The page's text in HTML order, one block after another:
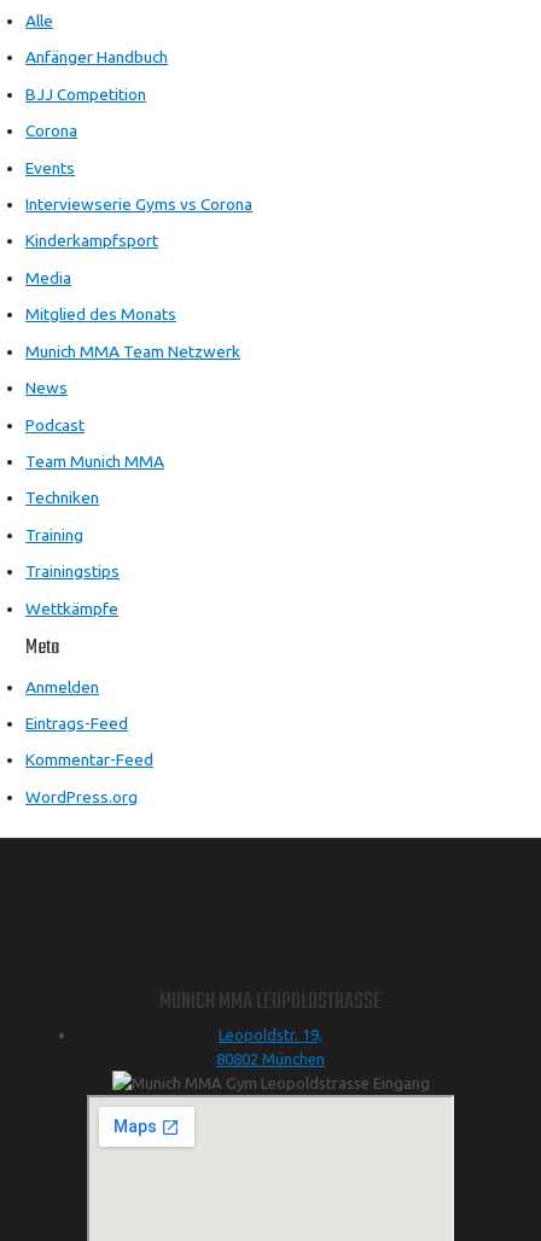
Alle
Anfänger Handbuch
BJJ Competition
Corona
Events
Interviewserie Gyms vs Corona
Kinderkampfsport
Media
Mitglied des Monats
Munich MMA Team Netzwerk
News
Podcast
Team Munich MMA
Techniken
Training
Trainingstips
Wettkämpfe
Meta
Anmelden
Eintrags-Feed
Kommentar-Feed
WordPress.org
MUNICH MMA LEOPOLDSTRASSE
Leopoldstr. 19,
80802 München